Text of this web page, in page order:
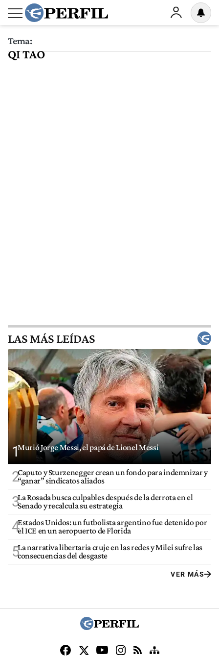
Tema:
QI TAO
LAS MÁS LEÍDAS
1Murió Jorge Messi, el papá de Lionel Messi
2Caputo y Sturzenegger crean un fondo para indemnizar y
“ganar” sindicatos aliados
3La Rosada busca culpables después de la derrota en el
Senado y recalcula su estrategia
4Estados Unidos: un futbolista argentino fue detenido por
el ICE en un aeropuerto de Florida
5La narrativa libertaria cruje en las redes y Milei sufre las
consecuencias del desgaste
VER MÁS